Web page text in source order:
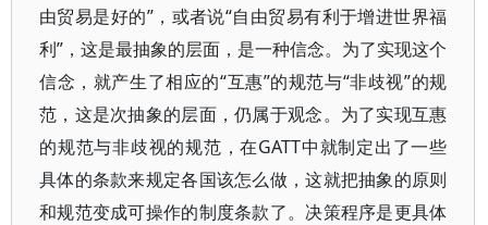
由贸易是好的”，或者说“自由贸易有利于增进世界福
利”，这是最抽象的层面，是一种信念。为了实现这个
信念，就产生了相应的“互惠”的规范与“非歧视”的规
范，这是次抽象的层面，仍属于观念。为了实现互惠
的规范与非歧视的规范，在GATT中就制定出了一些
具体的条款来规定各国该怎么做，这就把抽象的原则
和规范变成可操作的制度条款了。决策程序是更具体